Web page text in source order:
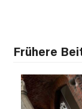
Frühere